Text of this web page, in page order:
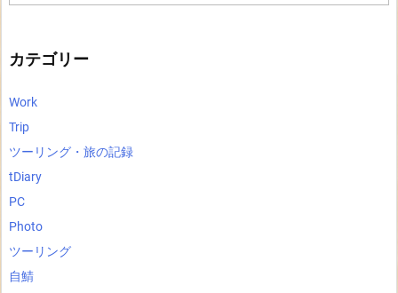
カテゴリー
Work
Trip
ツーリング・旅の記録
tDiary
PC
Photo
ツーリング
自鯖